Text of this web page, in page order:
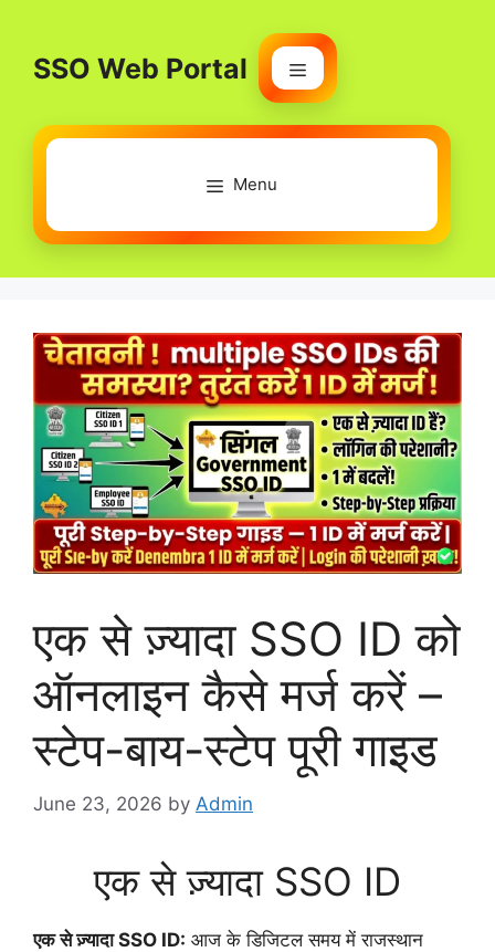
contentSSO Web Portal
Menu
Menu
एक से ज़्यादा SSO ID को
ऑनलाइन कैसे मर्ज करें –
स्टेप-बाय-स्टेप पूरी गाइड
June 23, 2026 by Admin
एक से ज़्यादा SSO ID
एक से ज़्यादा SSO ID: आज के डिजिटल समय में राजस्थान